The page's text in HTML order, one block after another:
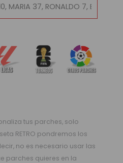
tus parches, solo
RETRO pondremos los
no es necesario usar las
parches quieres en la